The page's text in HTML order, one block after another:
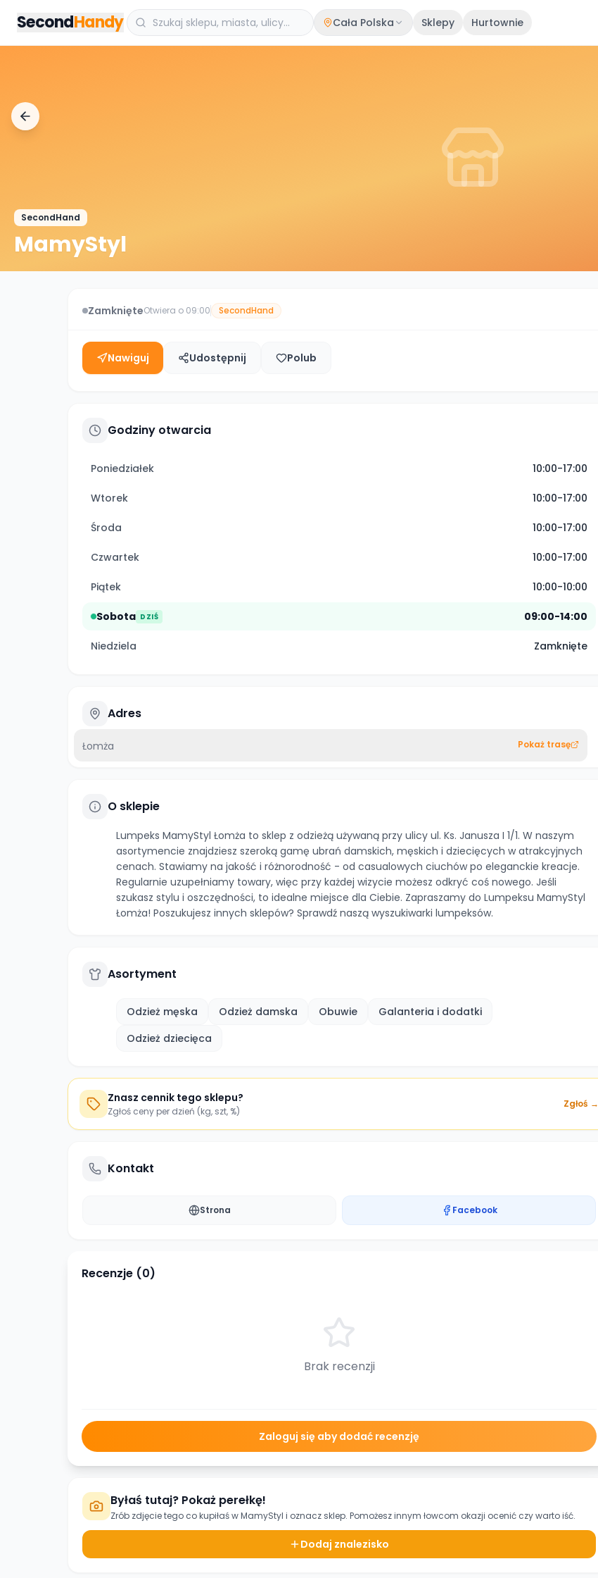
SecondHandy Cała Polska Sklepy Hurtownie
SecondHand
MamyStyl
ZamknięteOtwiera o 09:00 SecondHand
Nawiguj Udostępnij Polub
Godziny otwarcia
Poniedziałek 10:00-17:00
Wtorek 10:00-17:00
Środa 10:00-17:00
Czwartek 10:00-17:00
Piątek 10:00-10:00
Sobota DZIŚ 09:00-14:00
Niedziela Zamknięte
Adres
Łomża Pokaż trasę
O sklepie
Lumpeks MamyStyl Łomża to sklep z odzieżą używaną przy ulicy ul. Ks. Janusza I 1/1. W naszym
asortymencie znajdziesz szeroką gamę ubrań damskich, męskich i dziecięcych w atrakcyjnych
cenach. Stawiamy na jakość i różnorodność - od casualowych ciuchów po eleganckie kreacje.
Regularnie uzupełniamy towary, więc przy każdej wizycie możesz odkryć coś nowego. Jeśli
szukasz stylu i oszczędności, to idealne miejsce dla Ciebie. Zapraszamy do Lumpeksu MamyStyl
Łomża! Poszukujesz innych sklepów? Sprawdź naszą wyszukiwarki lumpeksów.
Asortyment
Odzież męska Odzież damska Obuwie
Galanteria i dodatki
Odzież dziecięca
Znasz cennik tego sklepu?
Zgłoś ceny per dzień (kg, szt, %)
Zgłoś →
Kontakt
Strona Facebook
Recenzje (0)
Brak recenzji
Zaloguj się aby dodać recenzję
Byłaś tutaj? Pokaż perełkę!
Zrób zdjęcie tego co kupiłaś wMamyStyl i oznacz sklep. Pomożesz innym łowcom okazji ocenić czy warto iść.
Dodaj znalezisko